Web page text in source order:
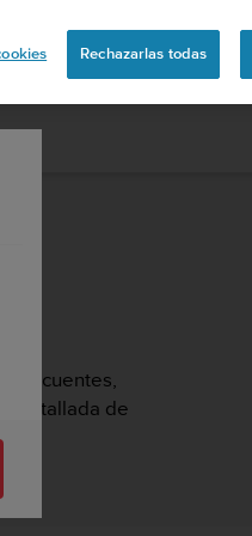
frecuentes,
detallada de
Rechazarlas todas